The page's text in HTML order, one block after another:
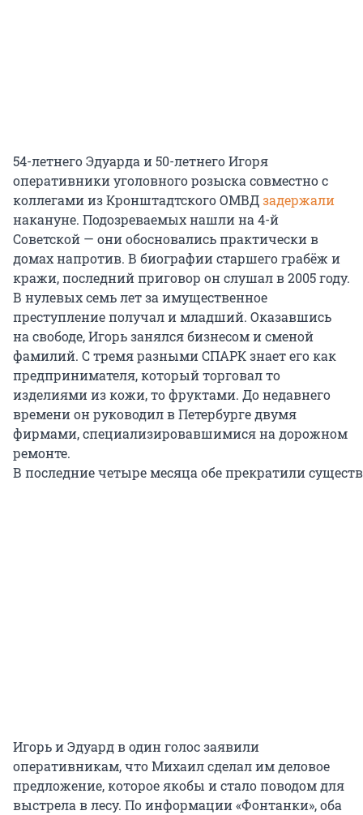
54-летнего Эдуарда и 50-летнего Игоря
оперативники уголовного розыска совместно с
коллегами из Кронштадтского ОМВДзадержали
накануне. Подозреваемых нашли на 4-й
Советской — они обосновались практически в
домах напротив. В биографии старшего грабёж и
кражи, последний приговор он слушал в 2005 году.
В нулевых семь лет за имущественное
преступление получал и младший. Оказавшись
на свободе, Игорь занялся бизнесом и сменой
фамилий. С тремя разными СПАРК знает его как
предпринимателя, который торговал то
изделиями из кожи, то фруктами. До недавнего
времени он руководил в Петербурге двумя
фирмами, специализировавшимися на дорожном
ремонте.
В последние четыре месяца обе прекратили
Игорь и Эдуард в один голос заявили
оперативникам, что Михаил сделал им деловое
предложение, которое якобы и стало поводом для
выстрела в лесу. По информации «Фонтанки», оба